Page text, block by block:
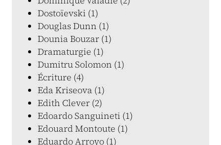
Dostoïevski (1)
Douglas Dunn (1)
Dounia Bouzar (1)
Dramaturgie (1)
Dumitru Solomon (1)
Écriture (4)
Eda Kriseova (1)
Edith Clever (2)
Edoardo Sanguineti (1)
Edouard Montoute (1)
Eduardo Arroyo (1)